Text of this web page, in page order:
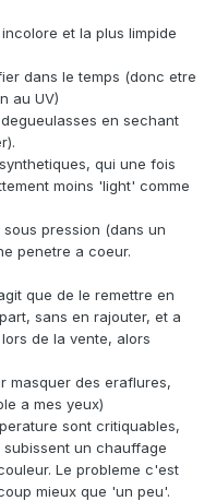
et la plus limpide
dans le temps (donc etre
au UV)
en sechant
qui une fois
moins 'light' comme
pression (dans un
penetre a coeur.
que de le remettre en
sans en rajouter, et a
de la vente, alors
masquer des eraflures,
a mes yeux)
sont critiquables,
un chauffage
Le probleme c'est
mieux que 'un peu'.